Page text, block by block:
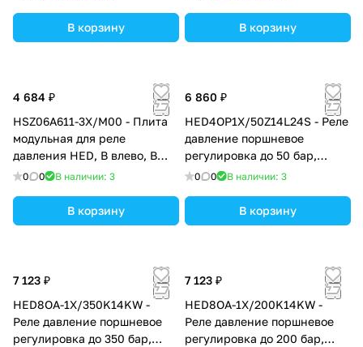
В корзину
выходным аналоговым
сигналом 0-10В, точность
В корзину
4 684 ₽
HSZ06A611-3X/M00 - Плита
модульная для реле
давления HED, В влево, В
вправо
0 0 В наличии: 3
В корзину
6 860 ₽
HED4OP1X/50Z14L24S - Реле
давление поршневое
регулировка до 50 бар,
монтаж на плиту
0 0 В наличии: 3
В корзину
7 123 ₽
HED8OA-1X/350K14KW -
Реле давление поршневое
регулировка до 350 бар,
7 123 ₽
HED8OA-1X/200K14KW -
Реле давление поршневое
регулировка до 200 бар,